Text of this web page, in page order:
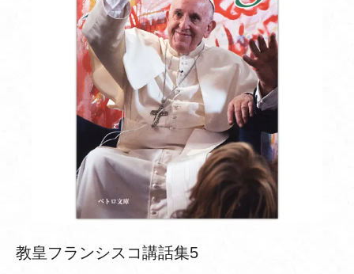
教皇フランシスコ講話集5